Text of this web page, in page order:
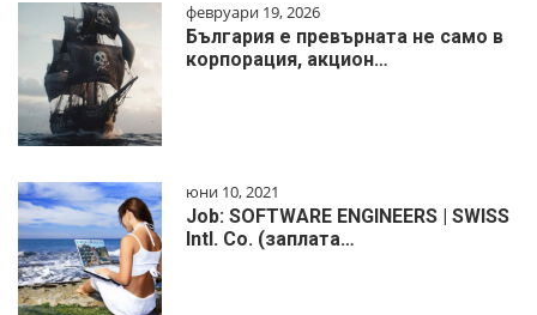
февруари 19, 2026
България е превърната не само в
корпорация, акцион…
юни 10, 2021
Job: SOFTWARE ENGINEERS | SWISS
Intl. Co. (заплата…